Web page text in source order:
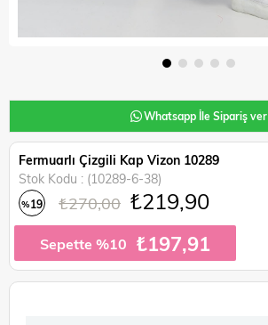
Whatsapp İle Sipariş ver
Fermuarlı Çizgili Kap Vizon 10289
Stok Kodu
(10289-6-38)
%19 ₺270,00 ₺219,90
Sepette %10 ₺197,91